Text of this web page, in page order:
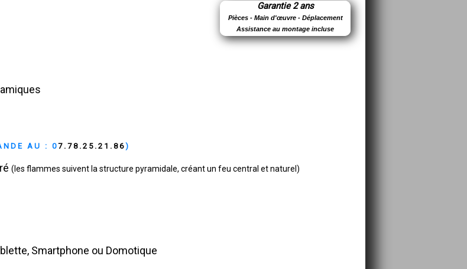
AU : 07.78.25.21.86)
(les flammes suivent la structure pyramidale, créant un feu central et naturel)
Smartphone ou Domotique
Garantie 2 ans
Pièces - Main d'œuvre - Déplacement
Assistance au montage incluse